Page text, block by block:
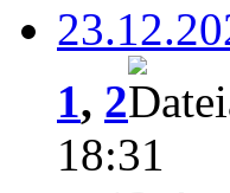
1, 2
18:31